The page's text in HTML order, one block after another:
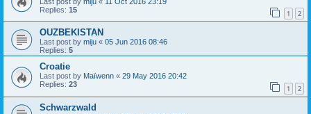
Replies: 15 1 2
OUZBEKISTAN
Last post by miju « 05 Jun 2016 08:46
Replies: 5
Croatie
Last post by Maïwenn « 29 May 2016 20:42
Replies: 23 1 2
Schwarzwald